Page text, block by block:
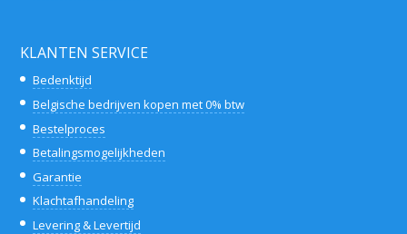
KLANTEN SERVICE
Bedenktijd
Belgische bedrijven kopen met 0% btw
Bestelproces
Betalingsmogelijkheden
Garantie
Klachtafhandeling
Levering & Levertijd